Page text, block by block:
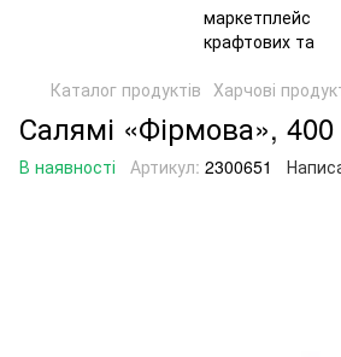
Каталог продуктів Харчові
Салямі «Фірмова»,
В наявності Артикул: 2300651